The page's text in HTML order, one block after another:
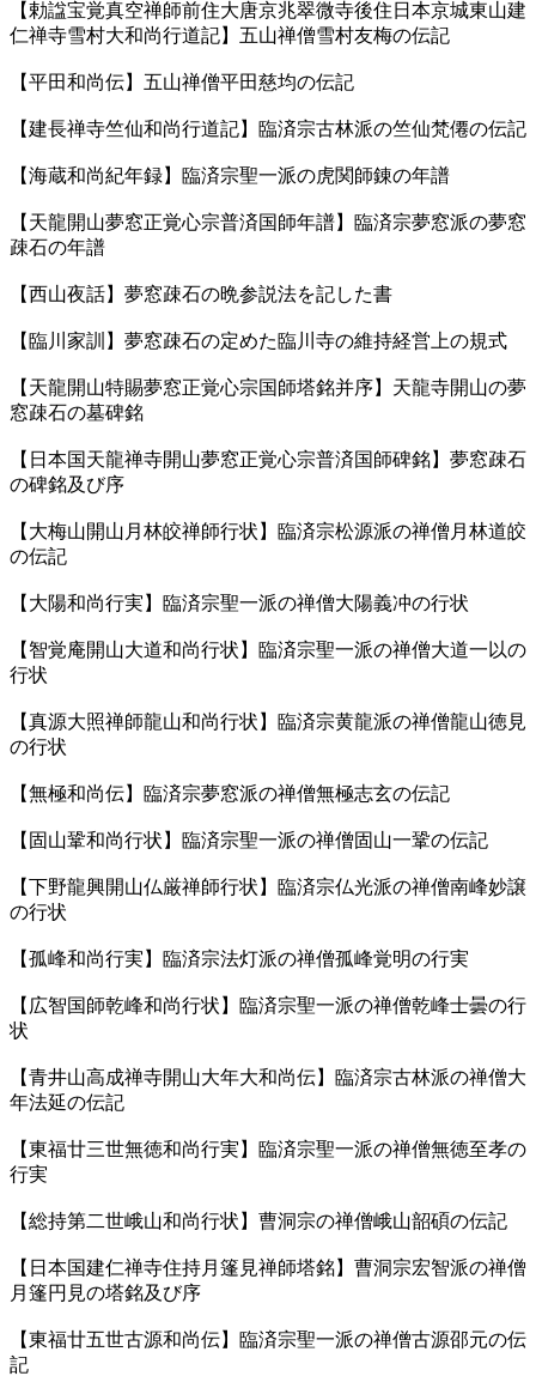
【勅諡宝覚真空禅師前住大唐京兆翠微寺後住日本京城東山建
仁禅寺雪村大和尚行道記】五山禅僧雪村友梅の伝記
【平田和尚伝】五山禅僧平田慈均の伝記
【建長禅寺竺仙和尚行道記】臨済宗古林派の竺仙梵僊の伝記
【海蔵和尚紀年録】臨済宗聖一派の虎関師錬の年譜
【天龍開山夢窓正覚心宗普済国師年譜】臨済宗夢窓派の夢窓
疎石の年譜
【西山夜話】夢窓疎石の晩参説法を記した書
【臨川家訓】夢窓疎石の定めた臨川寺の維持経営上の規式
【天龍開山特賜夢窓正覚心宗国師塔銘并序】天龍寺開山の夢
窓疎石の墓碑銘
【日本国天龍禅寺開山夢窓正覚心宗普済国師碑銘】夢窓疎石
の碑銘及び序
【大梅山開山月林皎禅師行状】臨済宗松源派の禅僧月林道皎
の伝記
【大陽和尚行実】臨済宗聖一派の禅僧大陽義冲の行状
【智覚庵開山大道和尚行状】臨済宗聖一派の禅僧大道一以の
行状
【真源大照禅師龍山和尚行状】臨済宗黄龍派の禅僧龍山徳見
の行状
【無極和尚伝】臨済宗夢窓派の禅僧無極志玄の伝記
【固山鞏和尚行状】臨済宗聖一派の禅僧固山一鞏の伝記
【下野龍興開山仏厳禅師行状】臨済宗仏光派の禅僧南峰妙譲
の行状
【孤峰和尚行実】臨済宗法灯派の禅僧孤峰覚明の行実
【広智国師乾峰和尚行状】臨済宗聖一派の禅僧乾峰士曇の行
状
【青井山高成禅寺開山大年大和尚伝】臨済宗古林派の禅僧大
年法延の伝記
【東福廿三世無徳和尚行実】臨済宗聖一派の禅僧無徳至孝の
行実
【総持第二世峨山和尚行状】曹洞宗の禅僧峨山韶碩の伝記
【日本国建仁禅寺住持月篷見禅師塔銘】曹洞宗宏智派の禅僧
月篷円見の塔銘及び序
【東福廿五世古源和尚伝】臨済宗聖一派の禅僧古源邵元の伝
記